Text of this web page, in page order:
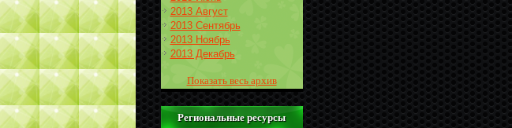
2013 Август
2013 Сентябрь
2013 Ноябрь
2013 Декабрь
Показать весь архив
Региональные ресурсы